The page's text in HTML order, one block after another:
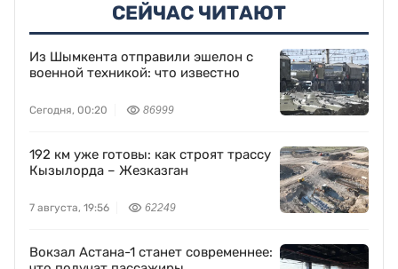
СЕЙЧАС ЧИТАЮТ
Из Шымкента отправили эшелон с
военной техникой: что известно
Сегодня, 00:20 86999
192 км уже готовы: как строят трассу
Кызылорда – Жезказган
7 августа, 19:56 62249
Вокзал Астана-1 станет современнее: